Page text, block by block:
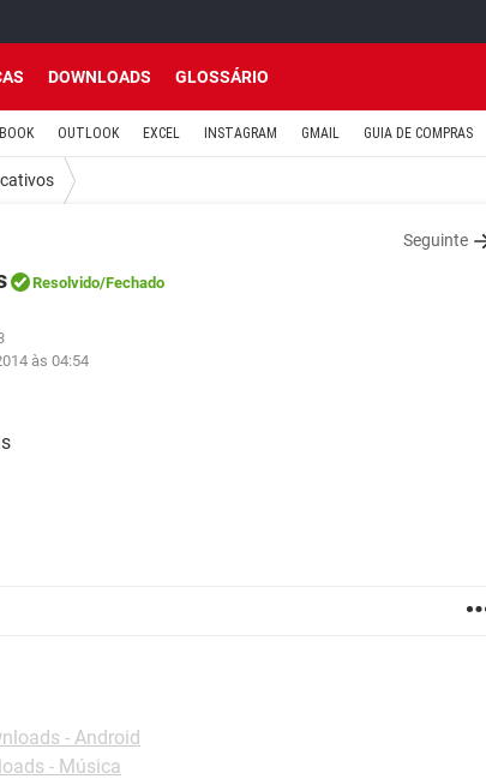
DOWNLOADS GLOSSÁRIO
OUTLOOK EXCEL INSTAGRAM GMAIL GUIA DE COMPRAS
Seguinte
Resolvido/Fechado
às 04:54
- Android
- Música